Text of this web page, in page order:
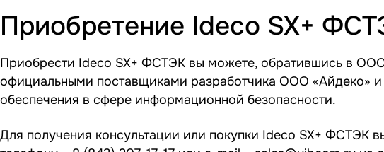
Приобретение Ideco SX+
Приобрести Ideco SX+ ФСТЭК вы можете, обратившись в
официальными поставщиками разработчика ООО «Айдеко»
обеспечения в сфере информационной безопасности.
Для получения консультации или покупки Ideco SX+ ФСТЭК